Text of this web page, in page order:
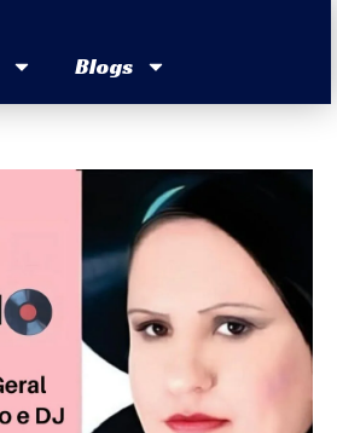
Blogs